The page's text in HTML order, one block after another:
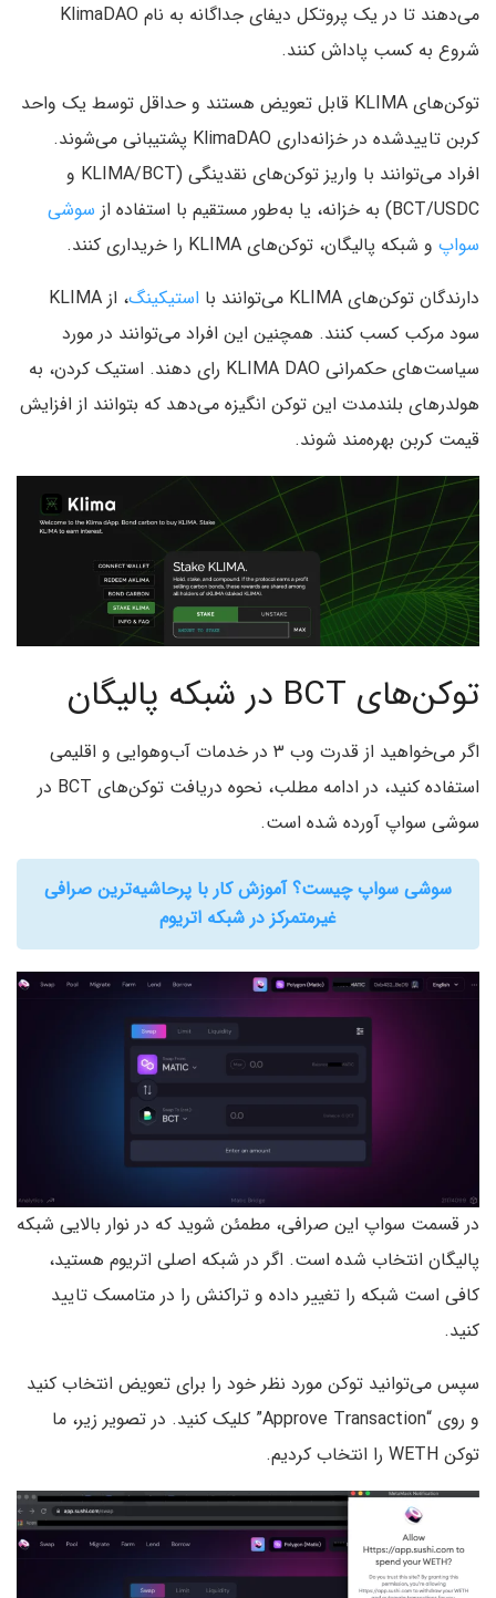
می‌دهند تا در یک پروتکل دیفای جداگانه به نام KlimaDAO
شروع به کسب پاداش کنند.
توکن‌های KLIMA قابل تعویض هستند و حداقل توسط یک واحد
کربن تایید‌شده در خزانه‌داری KlimaDAO پشتیبانی می‌شوند.
افراد می‌توانند با واریز توکن‌های نقدینگی (KLIMA/BCT و
BCT/USDC) به خزانه، یا به‌طور مستقیم با استفاده از
سوشی
سواپ و شبکه پالیگان، توکن‌های KLIMA را خریداری کنند.
دارندگان توکن‌های KLIMA می‌توانند با
استیکینگ
، از KLIMA
سود مرکب کسب کنند. همچنین این افراد می‌توانند در مورد
سیاست‌های حکمرانی KLIMA DAO رای دهند. استیک کردن، به
هولدرهای بلندمدت این توکن انگیزه می‌دهد که بتوانند از افزایش
قیمت کربن بهره‌مند شوند.
توکن‌های BCT در شبکه پالیگان
اگر می‌خواهید از قدرت وب ۳ در خدمات آب‌وهوایی و اقلیمی
استفاده کنید، در ادامه مطلب، نحوه دریافت توکن‌های BCT در
سوشی سواپ آورده شده است.
سوشی سواپ چیست؟ آموزش کار با پرحاشیه‌ترین صرافی
غیرمتمرکز در شبکه اتریوم
در قسمت سواپ این صرافی، مطمئن شوید که در نوار بالایی شبکه
پالیگان انتخاب شده است. اگر در شبکه اصلی اتریوم هستید،
کافی است شبکه را تغییر داده و تراکنش را در متامسک تایید
کنید.
سپس می‌توانید توکن مورد نظر خود را برای تعویض انتخاب کنید
و روی “Approve Transaction” کلیک کنید. در تصویر زیر، ما
توکن WETH را انتخاب کردیم.